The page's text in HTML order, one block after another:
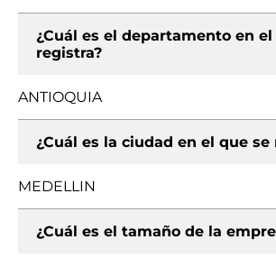
¿Cuál es el departamento en el
registra?
ANTIOQUIA
¿Cuál es la ciudad en el que se
MEDELLIN
¿Cuál es el tamaño de la